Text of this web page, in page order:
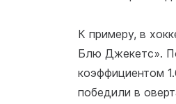
К примеру, в
Блю Джекетс».
коэффициентом
победили в